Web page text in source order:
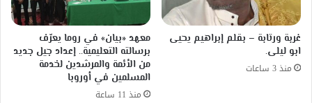
غربة ورتابة – بقلم إبراهيم يحيى
ابو ليلى.
منذ 3 ساعات
معهد «بيان» في روما يعرّف
برسالته التعليمية.. إعداد جيل جديد
من الأئمة والمرشدين لخدمة
المسلمين في أوروبا
منذ 11 ساعة